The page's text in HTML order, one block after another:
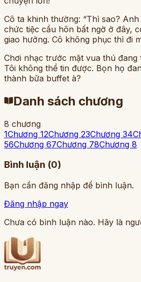
Cô ta khinh thường: “Thì sao?
chức tiệc cầu hôn bất ngờ ở đây,
giao hưởng. Cô không phục thì đi
Chơi nhạc trước mặt vua thú
Tôi không thể tin được. Bọn họ
thành bữa buffet à?
Danh sách chương
8 chương
1Chương 12Chương 23Chương 34
56Chương 67Chương 78Chương 8
Bình luận (0)
Bạn cần đăng nhập để bình luận.
Đăng nhập ngay
Chưa có bình luận nào. Hãy là